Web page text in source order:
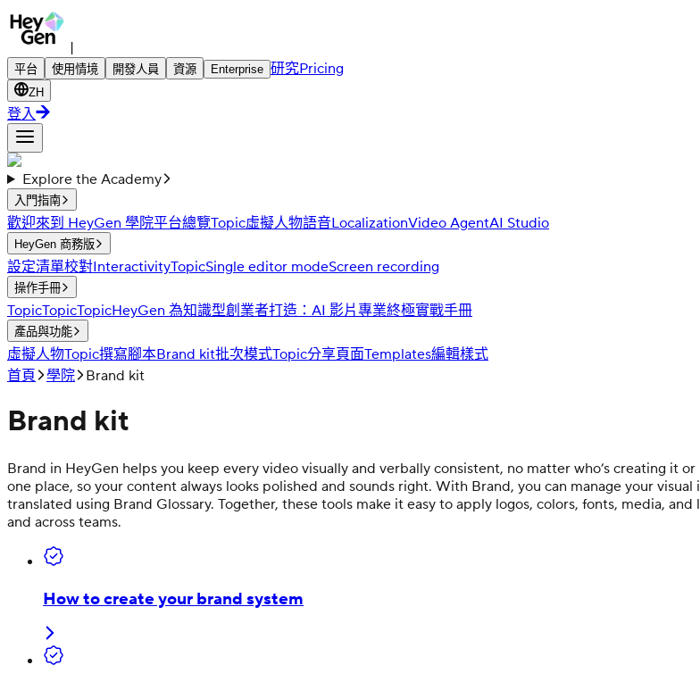
|
平台 使用情境 開發人員 資源 Enterprise 研究Pricing
ZH
登入
Explore the Academy
入門指南
歡迎來到 HeyGen 學院平台總覽Topic虛擬人物語音LocalizationVideo AgentAI Studio
HeyGen 商務版
設定清單校對InteractivityTopicSingle editor modeScreen recording
操作手冊
TopicTopicTopicHeyGen 為知識型創業者打造：AI 影片專業終極實戰手冊
產品與功能
虛擬人物Topic撰寫腳本Brand kit批次模式Topic分享頁面Templates編輯樣式
首頁
學院 Brand kit
Brand kit
Brand in HeyGen helps you keep every video visually and verbally consistent, no matter who’s creating it
one place, so your content always looks polished and sounds right. With Brand, you can manage your
translated using Brand Glossary. Together, these tools make it easy to apply logos, colors, fonts, media,
and across teams.
How to create your brand system